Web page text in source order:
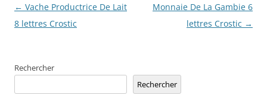
Navigation
des
← Vache Productrice De Lait
8 lettres Crostic
Monnaie De La Gambie 6
lettres Crostic →
Rechercher
Rechercher